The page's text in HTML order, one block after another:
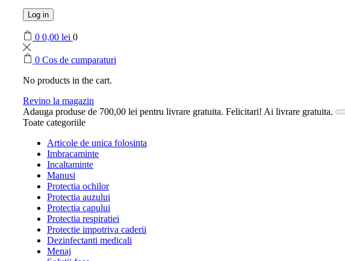
Log in
0 0,00 lei 0
0 Cos de cumparaturi
No products in the cart.
Revino la magazin
Adauga produse de 700,00 lei pentru livrare gratuita. Felicitari! Ai livrare gratuita.
Toate categoriile
Articole de unica folosinta
Imbracaminte
Incaltaminte
Manusi
Protectia ochilor
Protectia auzului
Protectia capului
Protectia respiratiei
Protectie impotriva caderii
Dezinfectanti medicali
Menaj